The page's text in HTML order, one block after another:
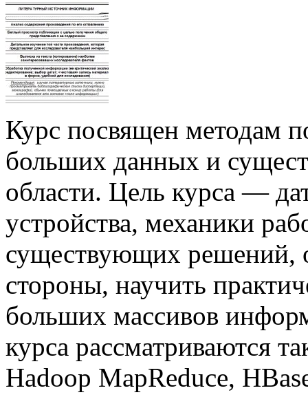
Курс посвящен методам
больших данных и
области. Цель курса —
устройства, механики
существующих решений,
стороны, научить
больших массивов
курса рассматриваются
Hadoop MapReduce,